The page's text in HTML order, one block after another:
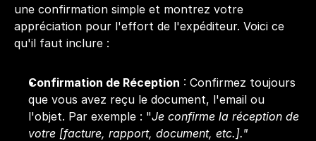
une confirmation simple et montrez votre
appréciation pour l'effort de l'expéditeur. Voici ce
qu'il faut inclure :
Confirmation de Réception : Confirmez toujours
que vous avez reçu le document, l'email ou
l'objet. Par exemple : "Je confirme la réception de
votre [facture, rapport, document, etc.]."